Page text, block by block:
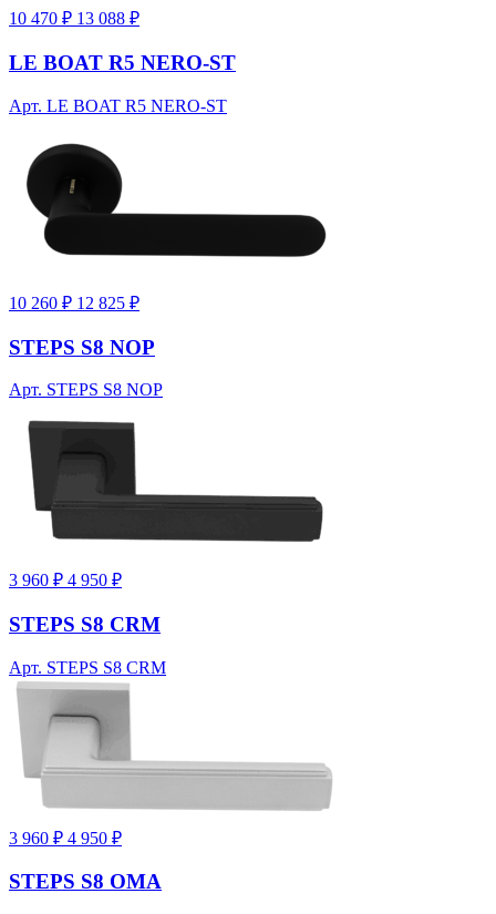
10 470 ₽ 13 088 ₽
LE BOAT R5 NERO-ST
Арт. LE BOAT R5 NERO-ST
10 260 ₽ 12 825 ₽
STEPS S8 NOP
Арт. STEPS S8 NOP
3 960 ₽ 4 950 ₽
STEPS S8 CRM
Арт. STEPS S8 CRM
3 960 ₽ 4 950 ₽
STEPS S8 OMA